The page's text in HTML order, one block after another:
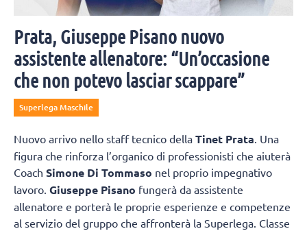
Prata, Giuseppe Pisano nuovo
assistente allenatore: “Un’occasione
che non potevo lasciar scappare”
Superlega Maschile
Nuovo arrivo nello staff tecnico della Tinet Prata. Una
figura che rinforza l’organico di professionisti che aiuterà
Coach Simone Di Tommaso nel proprio impegnativo
lavoro. Giuseppe Pisano fungerà da assistente
allenatore e porterà le proprie esperienze e competenze
al servizio del gruppo che affronterà la Superlega. Classe